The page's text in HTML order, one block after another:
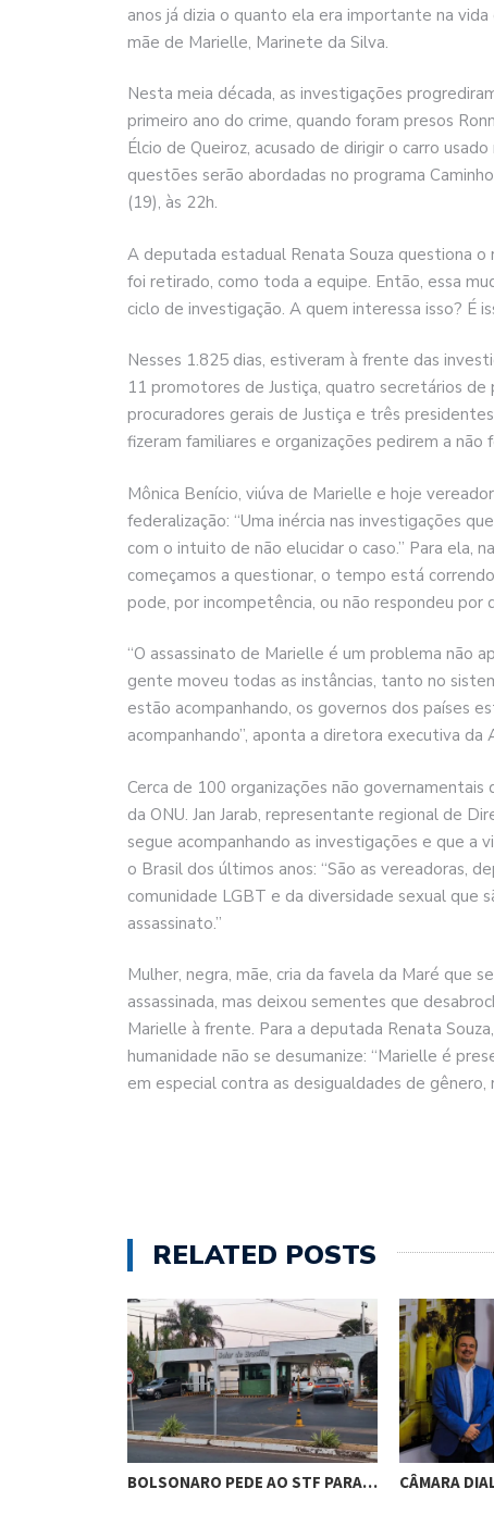
anos já dizia o quanto ela era importante na
mãe de Marielle, Marinete da Silva.
Nesta meia década, as investigações
primeiro ano do crime, quando foram presos
Élcio de Queiroz, acusado de dirigir o carro
questões serão abordadas no programa
(19), às 22h.
A deputada estadual Renata Souza questiona
foi retirado, como toda a equipe. Então, essa
ciclo de investigação. A quem interessa isso? É
Nesses 1.825 dias, estiveram à frente das
11 promotores de Justiça, quatro secretários
procuradores gerais de Justiça e três
fizeram familiares e organizações pedirem a não
Mônica Benício, viúva de Marielle e hoje
federalização: “Uma inércia nas investigações
com o intuito de não elucidar o caso.” Para ela,
começamos a questionar, o tempo está
pode, por incompetência, ou não respondeu por
“O assassinato de Marielle é um problema não
gente moveu todas as instâncias, tanto no
estão acompanhando, os governos dos países
acompanhando”, aponta a diretora executiva da
Cerca de 100 organizações não
da ONU. Jan Jarab, representante regional de
segue acompanhando as investigações e que
o Brasil dos últimos anos: “São as vereadoras,
comunidade LGBT e da diversidade sexual que
assassinato.”
Mulher, negra, mãe, cria da favela da Maré que
assassinada, mas deixou sementes que
Marielle à frente. Para a deputada Renata
humanidade não se desumanize: “Marielle é
em especial contra as desigualdades de gênero,
RELATED POSTS
BOLSONARO PEDE AO STF PARA… CÂMARA